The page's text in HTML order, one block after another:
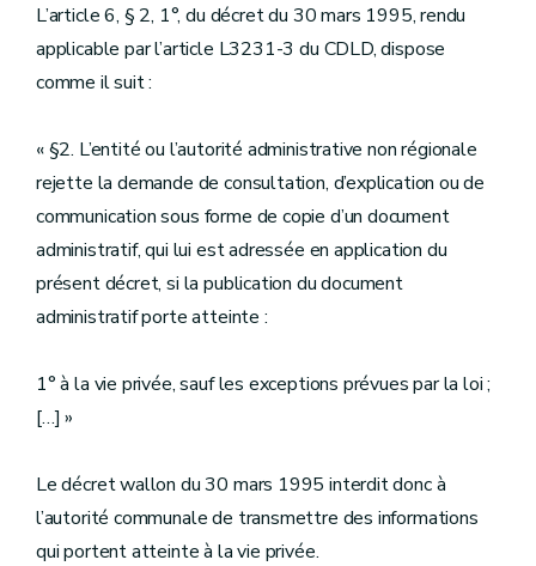
L’article 6, § 2, 1°, du décret du 30 mars 1995, rendu
applicable par l’article L3231-3 du CDLD, dispose
comme il suit :
« §2. L’entité ou l’autorité administrative non régionale
rejette la demande de consultation, d’explication ou de
communication sous forme de copie d’un document
administratif, qui lui est adressée en application du
présent décret, si la publication du document
administratif porte atteinte :
1° à la vie privée, sauf les exceptions prévues par la loi ;
[…] »
Le décret wallon du 30 mars 1995 interdit donc à
l’autorité communale de transmettre des informations
qui portent atteinte à la vie privée.